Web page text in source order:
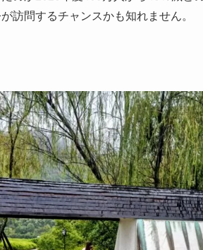
訪問するチャンスかも知れません。